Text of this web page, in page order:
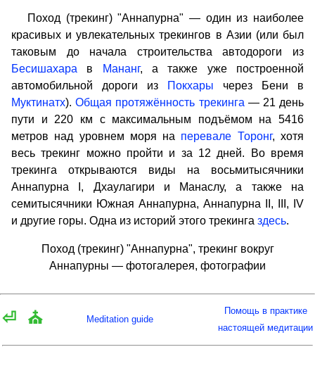
Поход (трекинг) "Аннапурна" — один из наиболее
красивых и увлекательных трекингов в Азии (или был
таковым до начала строительства автодороги из
Бесишахара в Мананг, а также уже построенной
автомобильной дороги из
Покхары через Бени в
Муктинатх).Общая протяжённость трекинга — 21 день
пути и 220 км с максимальным подъёмом на 5416
метров над уровнем моря на перевале Торонг, хотя
весь трекинг можно пройти и за 12 дней. Во время
трекинга открываются виды на восьмитысячники
Аннапурна I, Дхаулагири и Манаслу, а также на
семитысячники Южная Аннапурна, Аннапурна II, III, IV
и другие горы. Одна из историй этого трекинга здесь.
Поход (трекинг) "Аннапурна", трекинг вокруг
Аннапурны — фотогалерея, фотографии
⏎ ⛪ Meditation guide
Помощь в практике
настоящей медитации